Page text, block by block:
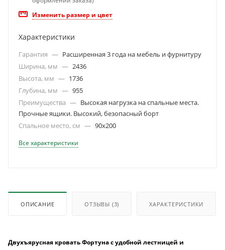
Изменить размер и цвет
Характеристики
Гарантия — Расширенная 3 года на мебель и фурнитуру
Ширина, мм — 2436
Высота, мм — 1736
Глубина, мм — 955
Преимущества — Высокая нагрузка на спальные места.
Прочные ящики. Высокий, безопасный борт
Спальное место, см — 90х200
Все характеристики
ОПИСАНИЕ ОТЗЫВЫ (3) ХАРАКТЕРИСТИКИ
Двухъярусная кровать Фортуна с удобной лестницей и